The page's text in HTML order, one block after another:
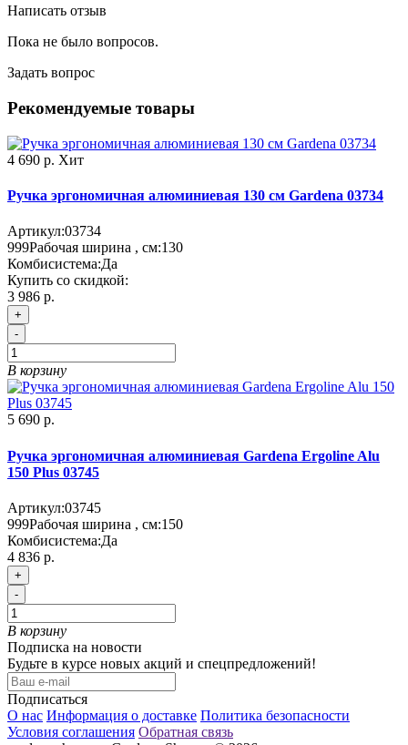
Написать отзыв
Пока не было вопросов.
Задать вопрос
Рекомендуемые товары
4 690 р. Хит
Ручка эргономичная алюминиевая 130 см Gardena 03734
Артикул:03734
999Рабочая ширина , см:130
Комбисистема:Да
Купить со скидкой:
3 986 р.
+
-
В корзину
5 690 р.
Ручка эргономичная алюминиевая Gardena Ergoline Alu
150 Plus 03745
Артикул:03745
999Рабочая ширина , см:150
Комбисистема:Да
4 836 р.
+
-
В корзину
Подписка на новости
Будьте в курсе новых акций и спецпредложений!
Подписаться
О нас Информация о доставке Политика безопасности
Условия соглашения Обратная связь